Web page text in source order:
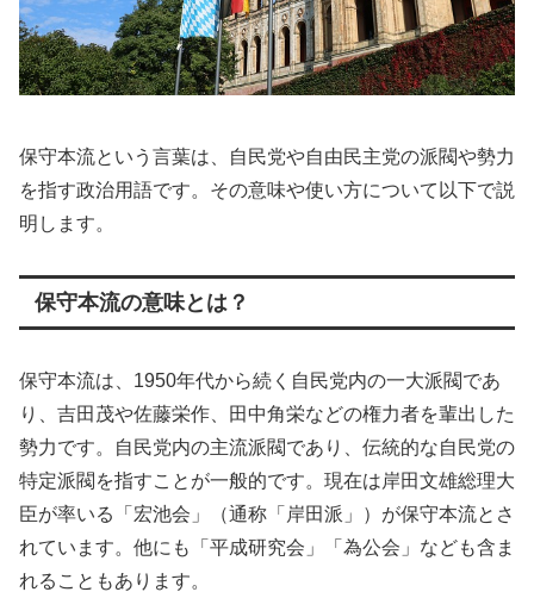
保守本流という言葉は、自民党や自由民主党の派閥や勢力
を指す政治用語です。その意味や使い方について以下で説
明します。
保守本流の意味とは？
保守本流は、1950年代から続く自民党内の一大派閥であ
り、吉田茂や佐藤栄作、田中角栄などの権力者を輩出した
勢力です。自民党内の主流派閥であり、伝統的な自民党の
特定派閥を指すことが一般的です。現在は岸田文雄総理大
臣が率いる「宏池会」（通称「岸田派」）が保守本流とさ
れています。他にも「平成研究会」「為公会」なども含ま
れることもあります。